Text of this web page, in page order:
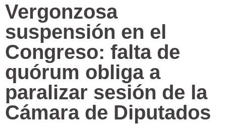
Vergonzosa
suspensión en el
Congreso: falta de
quórum obliga a
paralizar sesión de la
Cámara de Diputados